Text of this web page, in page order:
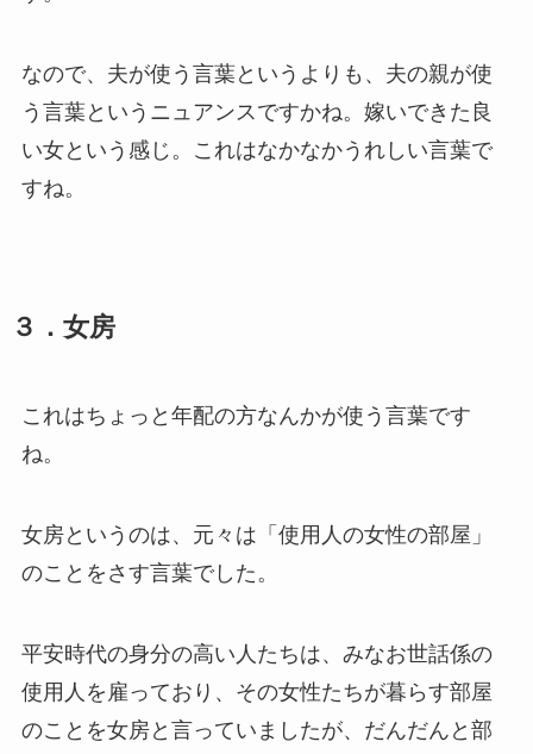
なので、夫が使う言葉というよりも、夫の親が使
う言葉というニュアンスですかね。嫁いできた良
い女という感じ。これはなかなかうれしい言葉で
すね。
３．女房
これはちょっと年配の方なんかが使う言葉です
ね。
女房というのは、元々は「使用人の女性の部屋」
のことをさす言葉でした。
平安時代の身分の高い人たちは、みなお世話係の
使用人を雇っており、その女性たちが暮らす部屋
のことを女房と言っていましたが、だんだんと部